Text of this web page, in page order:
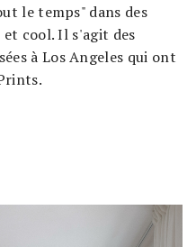
le temps" dans des
cool. Il s'agit des
à Los Angeles qui ont